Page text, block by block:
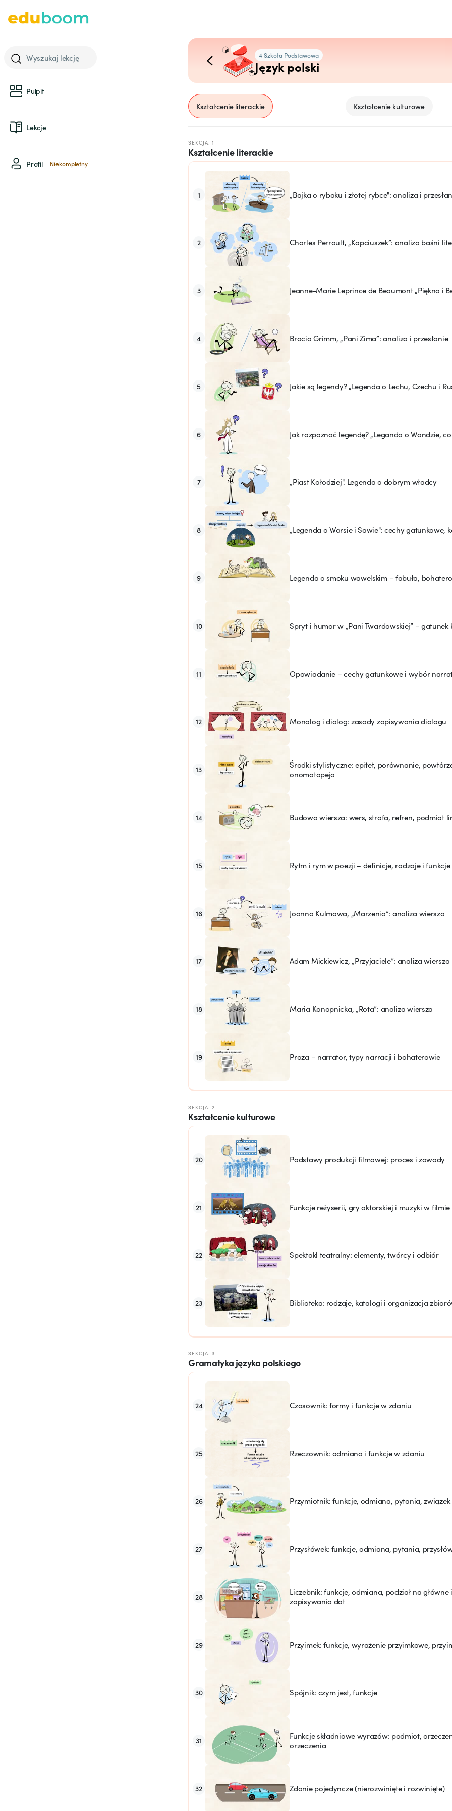
Wyszukaj lekcję
Pulpit
Lekcje
Profil Niekompletny
4 Szkoła Podstawowa
Język polski
Kształcenie literackie Kształcenie kulturowe
SEKCJA: 1
Kształcenie literackie
1 „Bajka o rybaku i złotej rybce": analiza i
2 Charles Perrault, „Kopciuszek”: analiza baśni
3 Jeanne-Marie Leprince de Beaumont „Piękna i
4 Bracia Grimm, „Pani Zima”: analiza i przesłanie
5 Jakie są legendy? „Legenda o Lechu, Czechu i
6 Jak rozpoznać legendę? „Leganda o Wandzie,
7 „Piast Kołodziej". Legenda o dobrym władcy
8 „Legenda o Warsie i Sawie": cechy gatunkowe,
9 Legenda o smoku wawelskim – fabuła,
10 Spryt i humor w „Pani Twardowskiej” –
11 Opowiadanie – cechy gatunkowe i wybór
12 Monolog i dialog: zasady zapisywania dialogu
13
Środki stylistyczne: epitet, porównanie,
onomatopeja
14 Budowa wiersza: wers, strofa, refren, podmiot
15 Rytm i rym w poezji – definicje, rodzaje i funkcje
16 Joanna Kulmowa, „Marzenia”: analiza wiersza
17 Adam Mickiewicz, „Przyjaciele”: analiza wiersza
18 Maria Konopnicka, „Rota”: analiza wiersza
19 Proza – narrator, typy narracji i bohaterowie
SEKCJA: 2
Kształcenie kulturowe
20 Podstawy produkcji filmowej: proces i zawody
21 Funkcje reżyserii, gry aktorskiej i muzyki w
22 Spektakl teatralny: elementy, twórcy i odbiór
23 Biblioteka: rodzaje, katalogi i organizacja
SEKCJA: 3
Gramatyka języka polskiego
24 Czasownik: formy i funkcje w zdaniu
25 Rzeczownik: odmiana i funkcje w zdaniu
26 Przymiotnik: funkcje, odmiana, pytania,
27 Przysłówek: funkcje, odmiana, pytania,
28
Liczebnik: funkcje, odmiana, podział na
zapisywania dat
29 Przyimek: funkcje, wyrażenie przyimkowe,
30 Spójnik: czym jest, funkcje
31
Funkcje składniowe wyrazów: podmiot,
orzeczenia
32 Zdanie pojedyncze (nierozwinięte i rozwinięte)